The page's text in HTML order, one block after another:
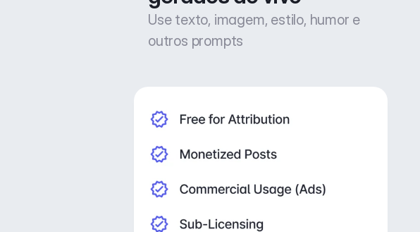
Use texto, imagem, estilo, humor e
outros prompts